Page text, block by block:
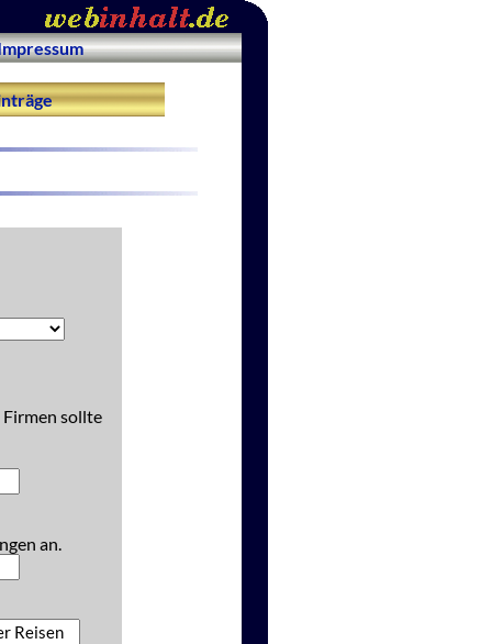
Firmen sollte
an.